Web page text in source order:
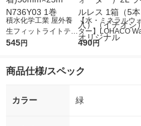
積水化学工業 屋外養
生フィットライトテー
プNo.736(強粘着)50m
545円
【水・ミネラルウ
ター】LOHACO
r（ロハコウォータ
シ） オリジナル
490円
商品仕様/スペック
カラー 緑